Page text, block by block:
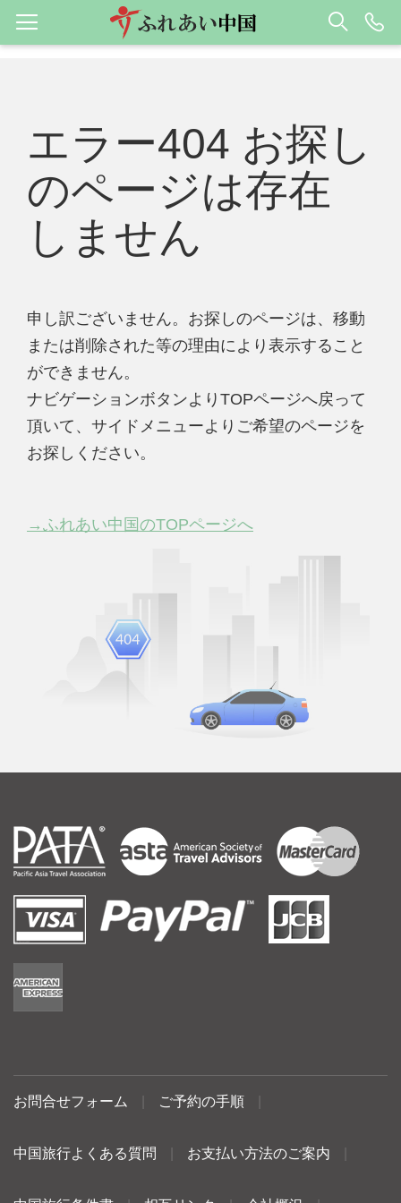
エラー404 お探し
のページは存在
しません
申し訳ございません。お探しのページは、移動
または削除された等の理由により表示すること
ができません。
ナビゲーションボタンよりTOPページへ戻って
頂いて、サイドメニューよりご希望のページを
お探しください。
→ふれあい中国のTOPページへ
お問合せフォーム ご予約の手順
中国旅行よくある質問 お支払い方法のご案内